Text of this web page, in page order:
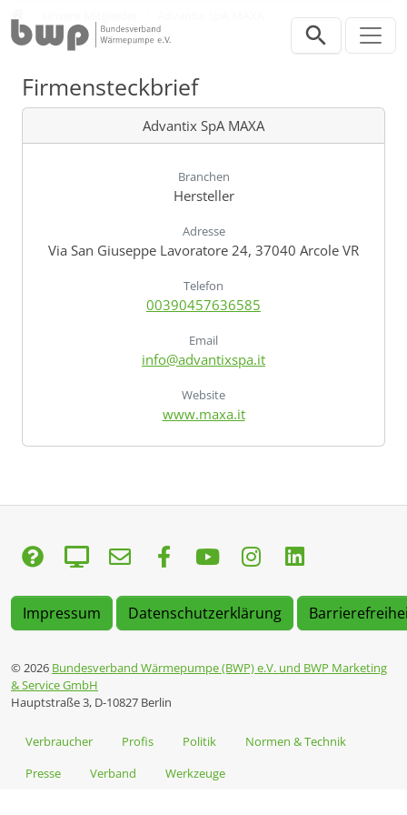
Firmensteckbrief
Advantix SpA MAXA
Branchen
Hersteller
Adresse
Via San Giuseppe Lavoratore 24, 37040 Arcole VR
Telefon
00390457636585
Email
info@advantixspa.it
Website
www.maxa.it
Impressum Datenschutzerklärung
© 2026 Bundesverband Wärmepumpe (BWP) e.V. und BWP Marketing
& Service GmbH
Hauptstraße 3, D-10827 Berlin
Verbraucher Profis Politik
Normen & Technik
Presse
Verband Werkzeuge